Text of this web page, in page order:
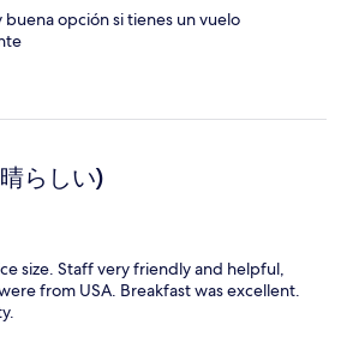
opción si tienes un vuelo
らしい)
size. Staff very friendly and helpful,
from USA. Breakfast was excellent.